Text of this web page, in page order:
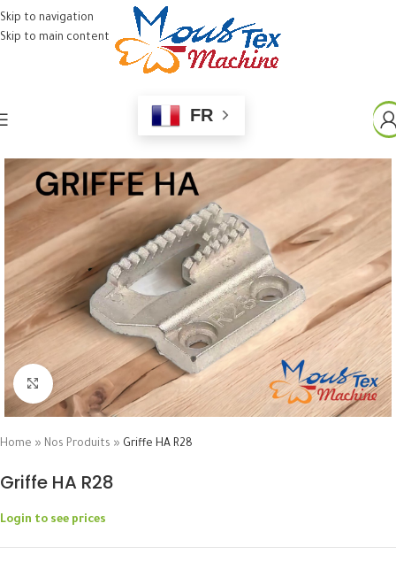
Skip to navigation
Skip to main content
FR
Click to enlarge
Home » Nos Produits » Griffe HA R28
Griffe HA R28
Login to see prices